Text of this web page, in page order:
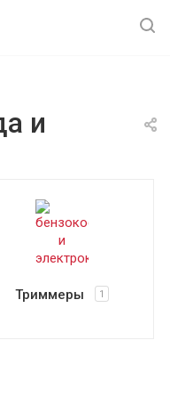
и
Триммеры 1